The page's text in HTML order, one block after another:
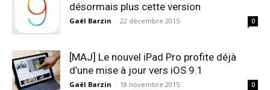
désormais plus cette version
Gaël Barzin - 22 décembre 2015 0
[MAJ] Le nouvel iPad Pro profite déjà
d’une mise à jour vers iOS 9.1
Gaël Barzin - 18 novembre 2015 0